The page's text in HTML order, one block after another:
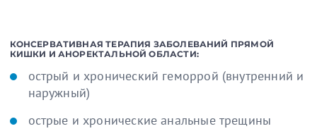
КОНСЕРВАТИВНАЯ ТЕРАПИЯ ЗАБОЛЕВАНИЙ ПРЯМОЙ
КИШКИ И АНОРЕКТАЛЬНОЙ ОБЛАСТИ:
острый и хронический геморрой (внутренний и
наружный)
острые и хронические анальные трещины